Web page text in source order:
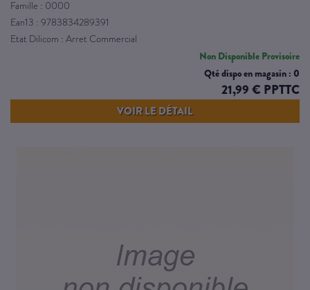
Famille : 0000
Ean13 : 9783834289391
Etat Dilicom : Arret Commercial
Non Disponible Provisoire
Qté dispo en magasin : 0
21,99 € PPTTC
VOIR LE DÉTAIL